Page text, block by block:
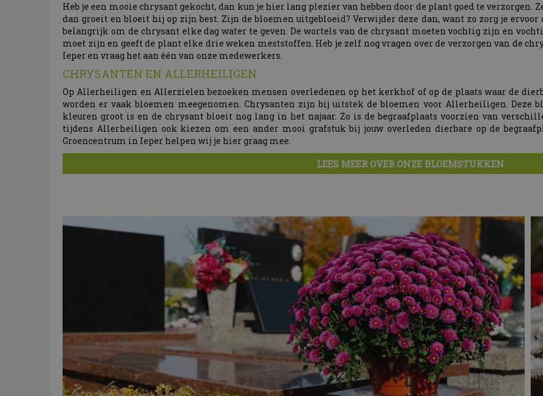
Heb je een mooie chrysant gekocht, dan kun je hier lang plezier van hebben door de plant goed te verzorgen.
dan groeit en bloeit hij op zijn best. Zijn de bloemen uitgebloeid? Verwijder deze dan, want zo zorg je
belangrijk om de chrysant elke dag water te geven. De wortels van de chrysant moeten vochtig zijn en
moet zijn en geeft de plant elke drie weken meststoffen. Heb je zelf nog vragen over de verzorgen van de
Ieper en vraag het aan één van onze medewerkers.
CHRYSANTEN EN ALLERHEILIGEN
Op Allerheiligen en Allerzielen bezoeken mensen overledenen op het kerkhof of op de plaats waar de
worden er vaak bloemen meegenomen. Chrysanten zijn bij uitstek de bloemen voor Allerheiligen. Deze
kleuren groot is en de chrysant bloeit nog lang in het najaar. Zo is de begraafplaats voorzien van
tijdens Allerheiligen ook kiezen om een ander mooi grafstuk bij jouw overleden dierbare op de
Groencentrum in Ieper helpen wij je hier graag mee.
LEES MEER OVER ONZE BLOEMSTUKKEN